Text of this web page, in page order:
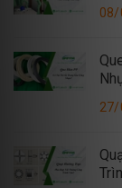
08/
27/